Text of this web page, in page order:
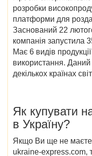
розробки
платформи для
Заснований 22
компанія запустила
Має 6 видів
використання.
декількох країнах
Як купувати
в Україну?
Якщо Ви ще не маєте
ukraine-express.com,